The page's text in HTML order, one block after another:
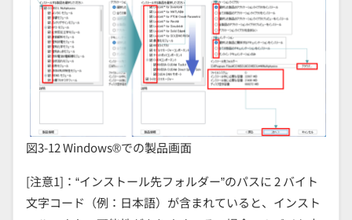
図3-12 Windows®での製品画面
[注意1]：“インストール先フォルダー”のパスに 2 バイト
文字コード（例：日本語）が含まれていると、インスト